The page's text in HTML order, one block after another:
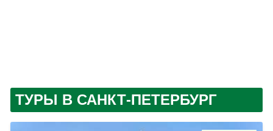
ТУРЫ В САНКТ-ПЕТЕРБУРГ